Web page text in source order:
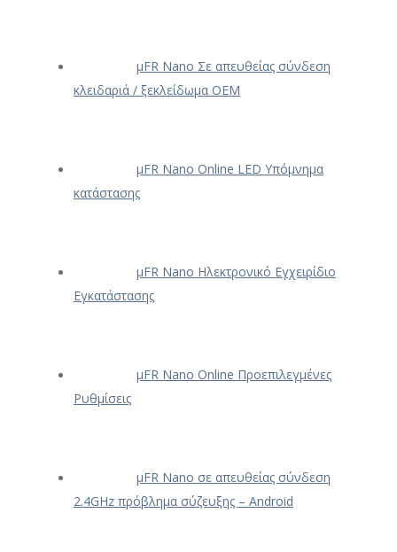
μFR Nano Σε απευθείας σύνδεση
κλειδαριά / ξεκλείδωμα OEM
μFR Nano Online LED Υπόμνημα
κατάστασης
μFR Nano Ηλεκτρονικό Εγχειρίδιο
Εγκατάστασης
μFR Nano Online Προεπιλεγμένες
Ρυθμίσεις
μFR Nano σε απευθείας σύνδεση
2.4GHz πρόβλημα σύζευξης – Android